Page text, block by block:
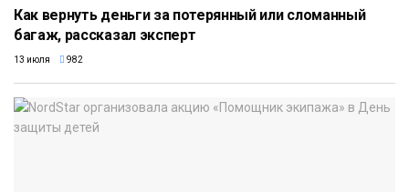
Как вернуть деньги за потерянный или сломанный
багаж, рассказал эксперт
13 июля 982